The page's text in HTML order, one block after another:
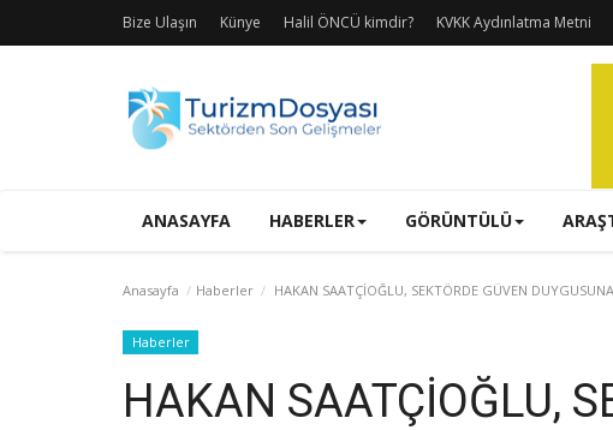
Bize Ulaşın Künye Halil ÖNCÜ kimdir? KVKK Aydınlatma Metni
ANASAYFA HABERLER GÖRÜNTÜLÜ
Anasayfa Haberler HAKAN SAATÇİOĞLU, SEKTÖRDE GÜVEN
Haberler
HAKAN SAATÇİOĞLU,